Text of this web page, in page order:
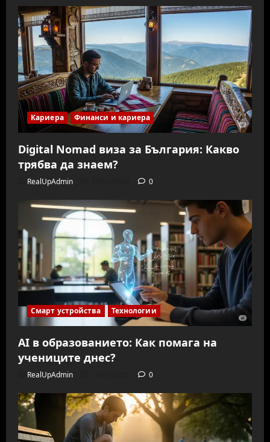
Кариера Финанси и кариера
Digital Nomad виза за България: Какво
трябва да знаем?
RealUpAdmin 0
Смарт устройства Технологии
AI в образованието: Как помага на
учениците днес?
RealUpAdmin 0